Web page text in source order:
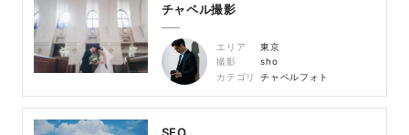
チャペル撮影
エリア
東京
撮影
sho
カテゴリ
チャペルフォト